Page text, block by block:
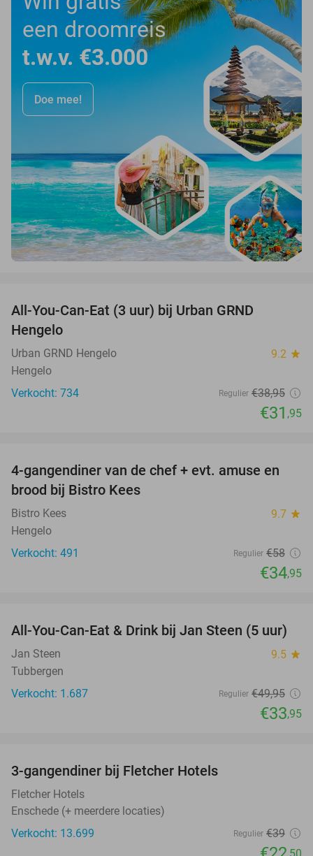
een droomreis
t.w.v. €3.000
Doe mee!
All-You-Can-Eat (3 uur) bij Urban GRND
Hengelo
Urban GRND Hengelo 9.2 star
Hengelo
Verkocht: 734
Regulier €38,95
€31 ,95
40%
4-gangendiner van de chef + evt. amuse en
brood bij Bistro Kees
Bistro Kees 9.7 star
Hengelo
Verkocht: 491
Regulier €58
€34,95
32%
All-You-Can-Eat & Drink bij Jan Steen (5 uur)
Jan Steen 9.5 star
Tubbergen
Verkocht: 1.687
Regulier €49,95
€33,95
3-gangendiner bij Fletcher Hotels
Fletcher Hotels
Enschede (+ meerdere locaties)
Verkocht: 13.699
Regulier €39